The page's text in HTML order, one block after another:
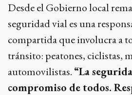
Desde el Gobierno local
seguridad vial es una
compartida que involucra a
tránsito: peatones, ciclistas,
automovilistas. “La
compromiso de todos.